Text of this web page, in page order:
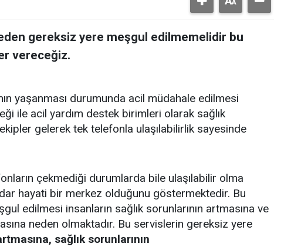
gereksiz yere meşgul edilmemelidir bu
vereceğiz.
yaşanması durumunda acil müdahale edilmesi
ile acil yardım destek birimleri olarak sağlık
gelerek tek telefonla ulaşılabilirlik sayesinde
çekmediği durumlarda bile ulaşılabilir olma
hayati bir merkez olduğunu göstermektedir. Bu
edilmesi insanların sağlık sorunlarının artmasına ve
neden olmaktadır. Bu servislerin gereksiz yere
sağlık sorunlarının